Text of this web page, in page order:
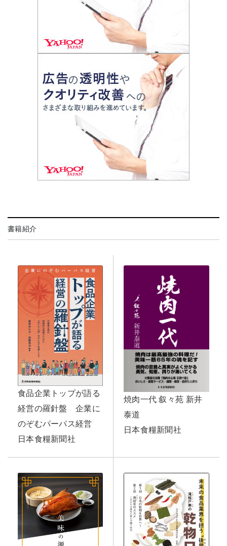
書籍紹介
食品企業トップが語る
経営の羅針盤 企業に
のぞむパーパス経営
日本食糧新聞社
焼肉一代 叙々苑 新井
泰道
日本食糧新聞社